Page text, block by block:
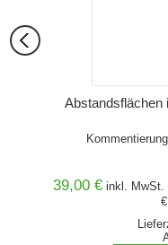
Abstandsflächen
39,00 € inkl. MwSt.